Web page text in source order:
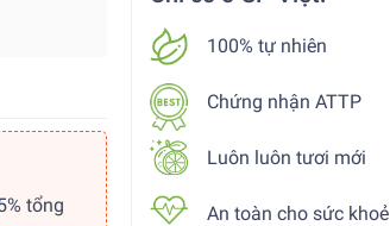
tổng
100% tự nhiên
Chứng nhận ATTP
Luôn luôn tươi mới
An toàn cho sức khoẻ